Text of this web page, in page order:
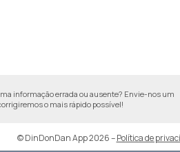
informação errada ou ausente? Envie-nos um
o mais rápido possível!
© DinDonDan App 2026– Política de